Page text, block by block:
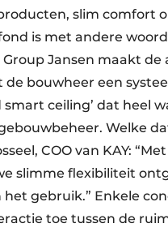
slim comfort
is met andere
Jansen maakt
de bouwheer een
smart ceiling’ dat heel
Welke
COO van KAY:
slimme flexibiliteit
gebruik.” Enkele
toe tussen de